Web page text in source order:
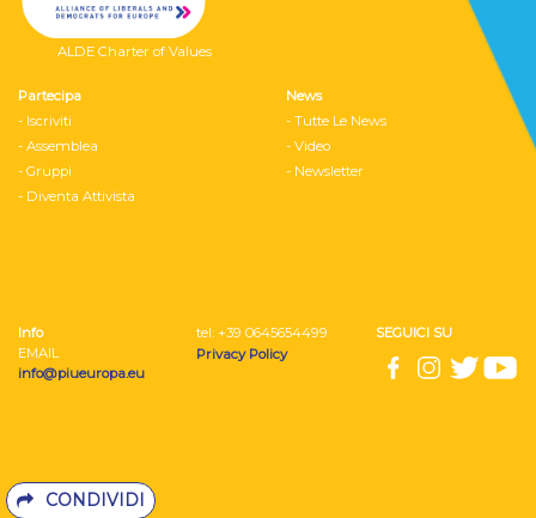
CONDIVIDI
ALDE Charter of Values
Partecipa
- Iscriviti
- Assemblea
- Gruppi
- Diventa Attivista
News
- Tutte Le News
- Video
- Newsletter
Info
EMAIL
info@piueuropa.eu
tel: ‭+39 0645654499
Privacy Policy
SEGUICI SU